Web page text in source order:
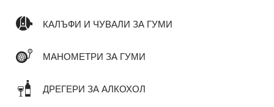
КАЛЪФИ И ЧУВАЛИ ЗА ГУМИ
МАНОМЕТРИ ЗА ГУМИ
ДРЕГЕРИ ЗА АЛКОХОЛ